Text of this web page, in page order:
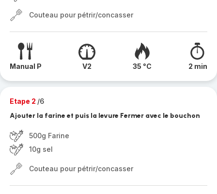
Couteau pour pétrir/concasser
Manual P V2 35 °C 2 min
Etape 2 /6
Ajouter la farine et puis la levure Fermer avec le bouchon
500g Farine
10g sel
Couteau pour pétrir/concasser